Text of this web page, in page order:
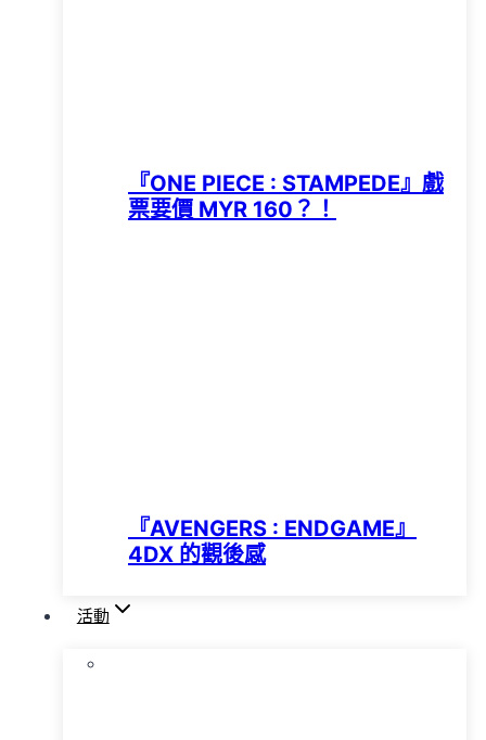
『ONE PIECE : STAMPEDE』戲
票要價 MYR 160？！
『AVENGERS : ENDGAME』
4DX 的觀後感
活動